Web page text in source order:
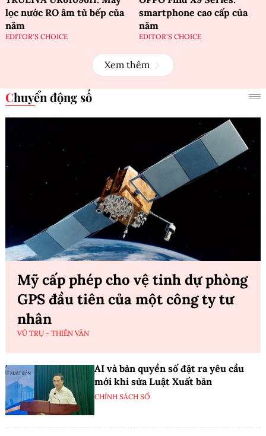
lọc nước RO âm tủ bếp của
năm
EDITOR'S CHOICE
smartphone cao cấp của
năm
EDITOR'S CHOICE
Xem thêm
Chuyển động số
Mỹ cấp phép cho vệ tinh dự phòng
GPS đầu tiên của một công ty tư
nhân
VŨ TRỤ - THIÊN VĂN
AI và bản quyền số đặt ra yêu cầu
mới khi sửa Luật Xuất bản
CHÍNH SÁCH SỐ